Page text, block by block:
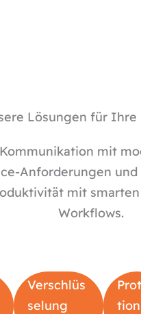
Lösungen für Ihre
mit
Anforderungen
mit
Workflows.
Verschlüs
selung
tion